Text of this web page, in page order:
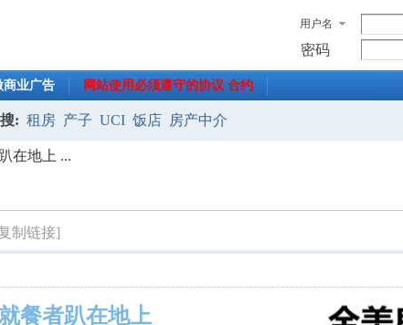
用户名
密码
商业广告 网站使用必须遵守的协议 合约
: 租房 产子 UCI 饭店 房产中介
在地上 ...
制链接]
餐者趴在地上